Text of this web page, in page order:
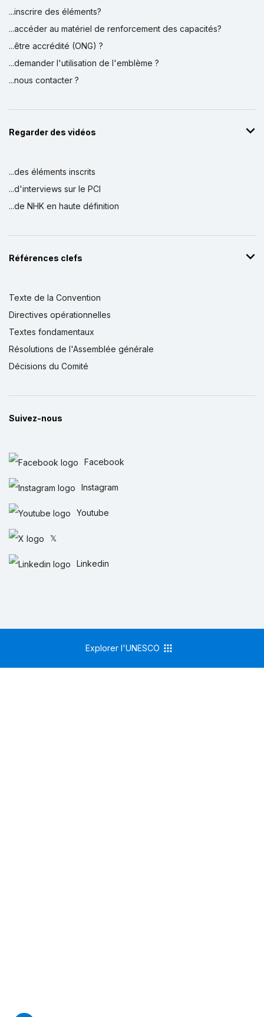
...inscrire des éléments?
...accéder au matériel de renforcement des capacités?
...être accrédité (ONG) ?
...demander l'utilisation de l'emblème ?
...nous contacter ?
Regarder des vidéos
...des éléments inscrits
...d'interviews sur le PCI
...de NHK en haute définition
Références clefs
Texte de la Convention
Directives opérationnelles
Textes fondamentaux
Résolutions de l'Assemblée générale
Décisions du Comité
Suivez-nous
Facebook
Instagram
Youtube
𝕏
Linkedin
Explorer l'UNESCO